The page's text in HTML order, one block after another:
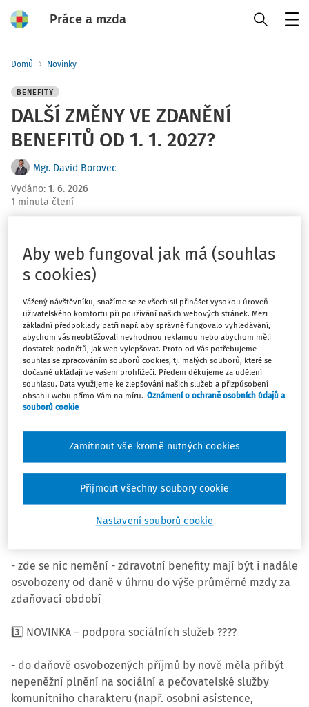
Práce a mzda
Domů Novinky
BENEFITY
DALŠÍ ZMĚNY VE ZDANĚNÍ
BENEFITŮ OD 1. 1. 2027?
Mgr. David Borovec
Vydáno: 1. 6. 2026
1 minuta čtení
zaměstnanecké benefity budou opět měnit. Zatím jde
pouze o vládní návrh (součást balíčku tzv. „EET 2.0“),
který teprve míří do Poslanecké sněmovny, ale určitě
stojí za zmínku.
Co přesně vládní návrh přináší?
1️⃣ Volnočasové benefity
- u většiny volnočasových benefitů se navrhuje úplné
zrušení limitu pro daňové osvobození (který je dnes
zastropován na polovině průměrné mzdy),
- ALE POZOR na rekreace a zájezdy - ty by se měly vrátit
do režimu před 1. 1. 2024. Osvobozeny by tak byly jen do
- zde se nic nemění - zdravotní benefity mají být i nadále
osvobozeny od daně v úhrnu do výše průměrné mzdy za
zdaňovací období
3️⃣ NOVINKA – podpora sociálních služeb ????
- do daňově osvobozených příjmů by nově měla přibýt
nepeněžní plnění na sociální a pečovatelské služby
komunitního charakteru (např. osobní asistence,
Aby web fungoval jak má (souhlas
s cookies)
Vážený návštěvníku, snažíme se ze všech sil přinášet vysokou úroveň
uživatelského komfortu při používání našich webových stránek. Mezi
základní předpoklady patří např. aby správně fungovalo vyhledávání,
abychom vás neobtěžovali nevhodnou reklamou nebo abychom měli
dostatek podnětů, jak web vylepšovat. Proto od Vás potřebujeme
souhlas se zpracováním souborů cookies, tj. malých souborů, které se
dočasně ukládají ve vašem prohlížeči. Předem děkujeme za udělení
souhlasu. Data využijeme ke zlepšování našich služeb a přizpůsobení
obsahu webu přímo Vám na míru. Oznámení o ochraně osobních údajů a
souborů cookie
Nastavení souborů cookie
Zamítnout vše kromě nutných cookies
Přijmout všechny soubory cookie